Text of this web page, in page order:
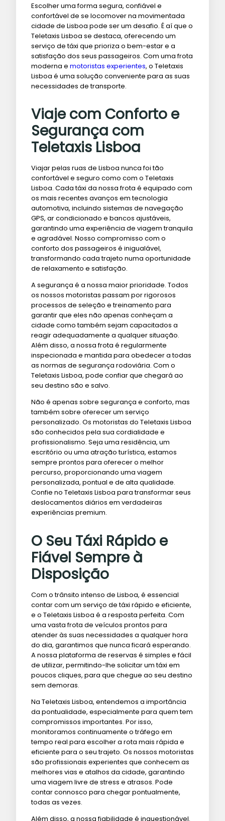
Escolher uma forma segura, confiável e
confortável de se locomover na movimentada
cidade de Lisboa pode ser um desafio. É aí que o
Teletaxis Lisboa se destaca, oferecendo um
serviço de táxi que prioriza o bem-estar e a
satisfação dos seus passageiros. Com uma frota
moderna e motoristas experientes, o Teletaxis
Lisboa é uma solução conveniente para as suas
necessidades de transporte.
Viaje com Conforto e
Segurança com
Teletaxis Lisboa
Viajar pelas ruas de Lisboa nunca foi tão
confortável e seguro como com o Teletaxis
Lisboa. Cada táxi da nossa frota é equipado com
os mais recentes avanços em tecnologia
automotiva, incluindo sistemas de navegação
GPS, ar condicionado e bancos ajustáveis,
garantindo uma experiência de viagem tranquila
e agradável. Nosso compromisso com o
conforto dos passageiros é inigualável,
transformando cada trajeto numa oportunidade
de relaxamento e satisfação.
A segurança é a nossa maior prioridade. Todos
os nossos motoristas passam por rigorosos
processos de seleção e treinamento para
garantir que eles não apenas conheçam a
cidade como também sejam capacitados a
reagir adequadamente a qualquer situação.
Além disso, a nossa frota é regularmente
inspecionada e mantida para obedecer a todas
as normas de segurança rodoviária. Com o
Teletaxis Lisboa, pode confiar que chegará ao
seu destino são e salvo.
Não é apenas sobre segurança e conforto, mas
também sobre oferecer um serviço
personalizado. Os motoristas do Teletaxis Lisboa
são conhecidos pela sua cordialidade e
profissionalismo. Seja uma residência, um
escritório ou uma atração turística, estamos
sempre prontos para oferecer o melhor
percurso, proporcionando uma viagem
personalizada, pontual e de alta qualidade.
Confie no Teletaxis Lisboa para transformar seus
deslocamentos diários em verdadeiras
experiências premium.
O Seu Táxi Rápido e
Fiável Sempre à
Disposição
Com o trânsito intenso de Lisboa, é essencial
contar com um serviço de táxi rápido e eficiente,
e o Teletaxis Lisboa é a resposta perfeita. Com
uma vasta frota de veículos prontos para
atender às suas necessidades a qualquer hora
do dia, garantimos que nunca ficará esperando.
A nossa plataforma de reservas é simples e fácil
de utilizar, permitindo-lhe solicitar um táxi em
poucos cliques, para que chegue ao seu destino
sem demoras.
Na Teletaxis Lisboa, entendemos a importância
da pontualidade, especialmente para quem tem
compromissos importantes. Por isso,
monitoramos continuamente o tráfego em
tempo real para escolher a rota mais rápida e
eficiente para o seu trajeto. Os nossos motoristas
são profissionais experientes que conhecem as
melhores vias e atalhos da cidade, garantindo
uma viagem livre de stress e atrasos. Pode
contar connosco para chegar pontualmente,
todas as vezes.
Além disso, a nossa fiabilidade é inquestionável.